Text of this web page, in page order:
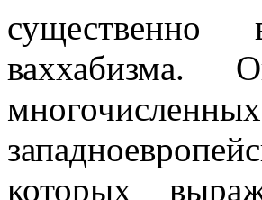
которых